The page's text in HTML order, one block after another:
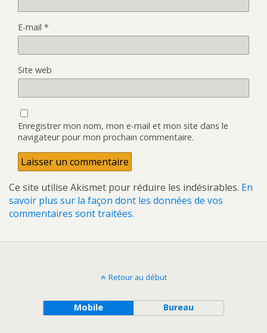
E-mail *
Site web
Enregistrer mon nom, mon e-mail et mon site dans le
navigateur pour mon prochain commentaire.
Ce site utilise Akismet pour réduire les indésirables. En
savoir plus sur la façon dont les données de vos
commentaires sont traitées.
Retour au début
Mobile Bureau